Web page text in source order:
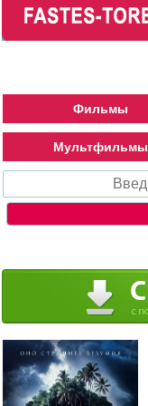
Фильмы
Мультфильмы